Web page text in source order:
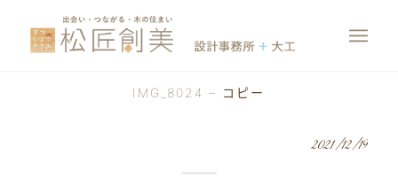
IMG_8024 – コピー
2021/12/19